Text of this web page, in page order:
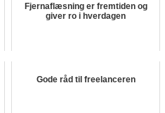
Fjernaflæsning er fremtiden og
giver ro i hverdagen
Gode råd til freelanceren